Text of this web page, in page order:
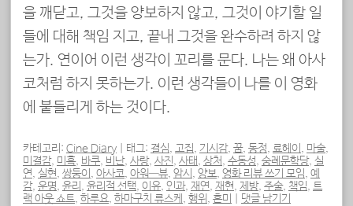
을 깨닫고, 그것을 양보하지 않고, 그것이 야기할 일
들에 대해 책임 지고, 끝내 그것을 완수하려 하지 않
는가. 연이어 이런 생각이 꼬리를 문다. 나는 왜 아사
코처럼 하지 못하는가. 이런 생각들이 나를 이 영화
에 붙들리게 하는 것이다.
카테고리: Cine Diary 태그: 결심, 고집, 기시감, 꿈, 동정, 료헤이 , 마술,
미결감, 미혹, 바쿠, 비난, 사랑, 사진, 사태, 상처, 수동성, 숭례문학당, 실
연, 실현, 쌍둥이 , 아사코, 아워—뷰, 암시 , 양보, 영화 리뷰 쓰기 모임, 예
감, 운명, 윤리 , 윤리적 선택, 이유, 인과, 재연, 재현, 제방, 주술, 책임, 트
랙 아웃 쇼트, 하루요, 하마구치 류스케 , 행위, 혼미 댓글 남기기